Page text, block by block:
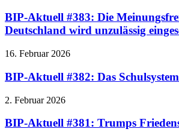
BIP-Aktuell #383: Die
Deutschland wird unzulässig
16. Februar 2026
BIP-Aktuell #382: Das
2. Februar 2026
BIP-Aktuell #381: Trumps